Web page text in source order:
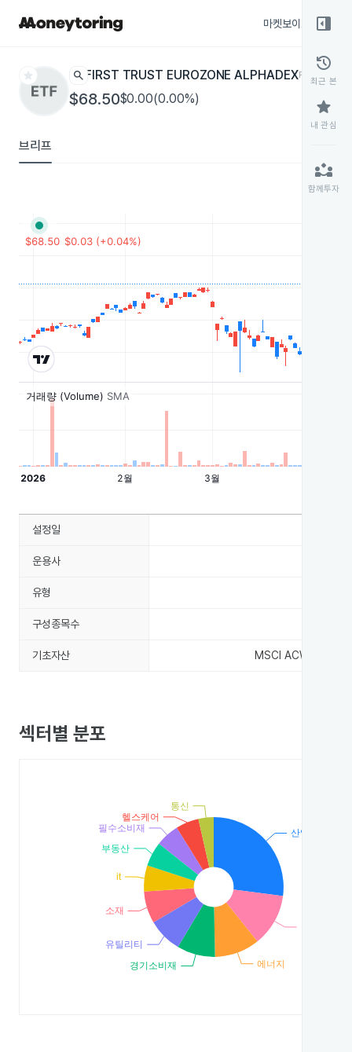
마켓보이스
star search FIRST TRUST EUROZONE ALPHADEXFEUZ ETF
$68.50$0.00(0.00%)
브리프
right_panel_open
history
최근 본
star
내 관심
partner_exchange
함께투자